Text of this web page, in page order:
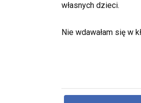
własnych dzieci.
Nie wdawałam się w